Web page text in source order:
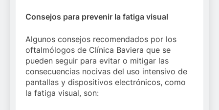
Consejos para prevenir la fatiga visual
Algunos consejos recomendados por los
oftalmólogos de Clínica Baviera que se
pueden seguir para evitar o mitigar las
consecuencias nocivas del uso intensivo de
pantallas y dispositivos electrónicos, como
la fatiga visual, son: